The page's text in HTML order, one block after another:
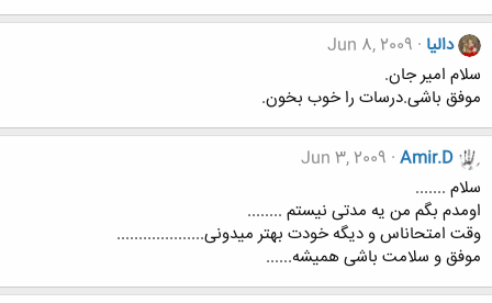
دالیا Jun 8, 2009
سلام امیر جان.
موفق باشی.درسات را خوب بخون.
Amir.D
Jun 3, 2009
سلام .......
اومدم بگم من یه مدتی نیستم ........
وقت امتحاناس و دیگه خودت بهتر میدونی....................
موفق و سلامت باشی همیشه......